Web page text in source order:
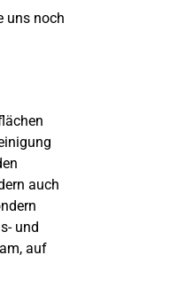
uns noch
auch
und
auf